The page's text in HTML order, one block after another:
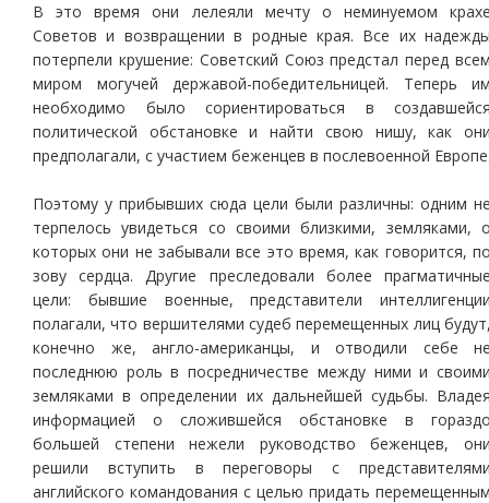
В это время они лелеяли мечту о неминуемом
Советов и возвращении в родные края. Все их
потерпели крушение: Советский Союз предстал перед
миром могучей державой-победительницей. Теперь
необходимо было сориентироваться в
политической обстановке и найти свою нишу, как
предполагали, с участием беженцев в послевоенной
Поэтому у прибывших сюда цели были различны: одним
терпелось увидеться со своими близкими, земляками,
которых они не забывали все это время, как говорится,
зову сердца. Другие преследовали более
цели: бывшие военные, представители
полагали, что вершителями судеб перемещенных лиц
конечно же, англо-американцы, и отводили себе
последнюю роль в посредничестве между ними и
земляками в определении их дальнейшей судьбы.
информацией о сложившейся обстановке в
большей степени нежели руководство беженцев,
решили вступить в переговоры с
английского командования с целью придать